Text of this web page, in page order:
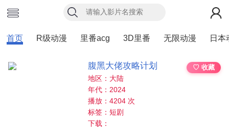
首页 R级动漫 里番acg 3D里番 无限动漫 日本
腹黑大佬攻略计划
♡ 收藏
地区：大陆
年代：2024
播放：4204 次
标签：短剧
下载：